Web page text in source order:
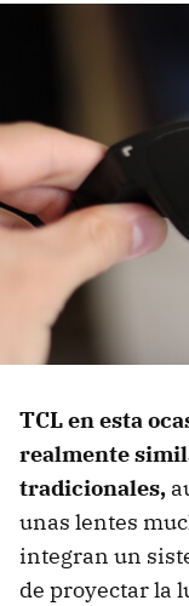
TCL en esta
realmente
tradicionales,
unas lentes
integran un
de proyectar la